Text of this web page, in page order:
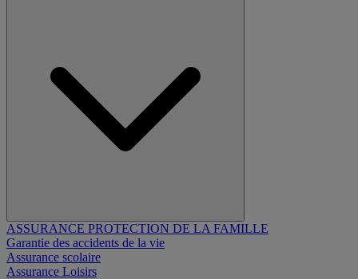
ASSURANCE PROTECTION DE LA FAMILLE
Garantie des accidents de la vie
Assurance scolaire
Assurance Loisirs